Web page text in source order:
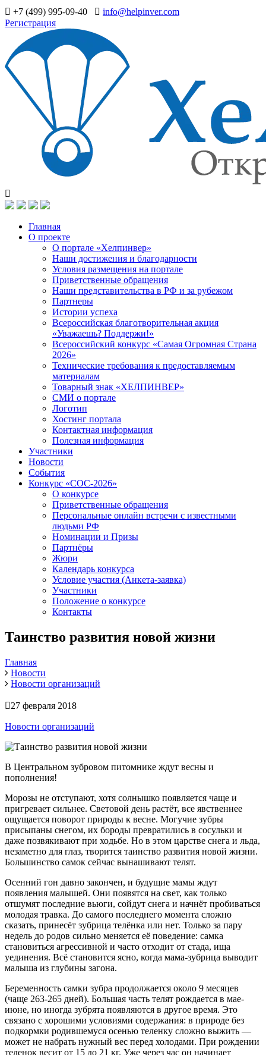
+7 (499) 995-09-40
info@helpinver.com
Регистрация
Главная
О проекте
О портале «Хелпинвер»
Наши достижения и благодарности
Условия размещения на портале
Приветственные обращения
Наши представительства в РФ и за рубежом
Партнеры
Истории успеха
Всероссийская благотворительная акция
«Уважаешь? Поддержи!»
Всероссийский конкурс «Самая Огромная Страна
2026»
Технические требования к предоставляемым
материалам
Товарный знак «ХЕЛПИНВЕР»
СМИ о портале
Логотип
Хостинг портала
Контактная информация
Полезная информация
Участники
Новости
События
Конкурс «СОС-2026»
О конкурсе
Приветственные обращения
Персональные онлайн встречи с известными
людьми РФ
Номинации и Призы
Партнёры
Жюри
Календарь конкурса
Условие участия (Анкета-заявка)
Участники
Положение о конкурсе
Контакты
Таинство развития новой жизни
Главная
Новости
Новости организаций
27 февраля 2018
Новости организаций
В Центральном зубровом питомнике ждут весны и
пополнения!
Морозы не отступают, хотя солнышко появляется чаще и
пригревает сильнее. Световой день растёт, все явственнее
ощущается поворот природы к весне. Могучие зубры
присыпаны снегом, их бороды превратились в сосульки и
даже позвякивают при ходьбе. Но в этом царстве снега и льда,
незаметно для глаз, творится таинство развития новой жизни.
Большинство самок сейчас вынашивают телят.
Осенний гон давно закончен, и будущие мамы ждут
появления малышей. Они появятся на свет, как только
отшумят последние вьюги, сойдут снега и начнёт пробиваться
молодая травка. До самого последнего момента сложно
сказать, принесёт зубрица телёнка или нет. Только за пару
недель до родов сильно меняется её поведение: самка
становиться агрессивной и часто отходит от стада, ища
уединения. Всё становится ясно, когда мама-зубрица выводит
малыша из глубины загона.
Беременность самки зубра продолжается около 9 месяцев
(чаще 263-265 дней). Большая часть телят рождается в мае-
июне, но иногда зубрята появляются в другое время. Это
связано с хорошими условиями содержания: в природе без
подкормки родившемуся осенью теленку сложно выжить —
может не набрать нужный вес перед холодами. При рождении
теленок весит от 15 до 21 кг. Уже через час он начинает